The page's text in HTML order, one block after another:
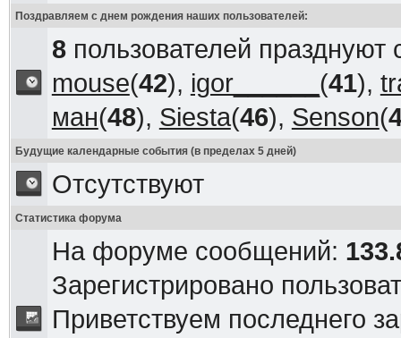
Поздравляем с днем рождения наших пользователей:
8пользователей празднуют
mouse(42), igor______ (41),
ман(48), Siesta(46), Senson(
Будущие календарные события (в пределах 5 дней)
Отсутствуют
Статистика форума
На форуме сообщений:
Зарегистрировано
Приветствуем последнего